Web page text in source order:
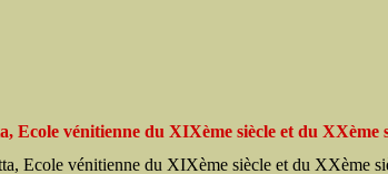
Ecole vénitienne du XIXème siècle et du XXème